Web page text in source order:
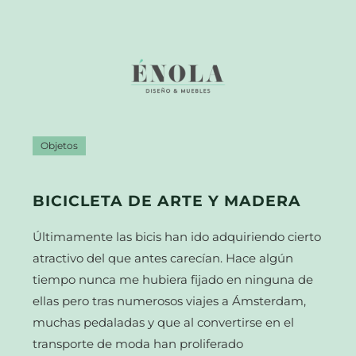
Objetos
BICICLETA DE ARTE Y MADERA
Últimamente las bicis han ido adquiriendo cierto
atractivo del que antes carecían. Hace algún
tiempo nunca me hubiera fijado en ninguna de
ellas pero tras numerosos viajes a Ámsterdam,
muchas pedaladas y que al convertirse en el
transporte de moda han proliferado